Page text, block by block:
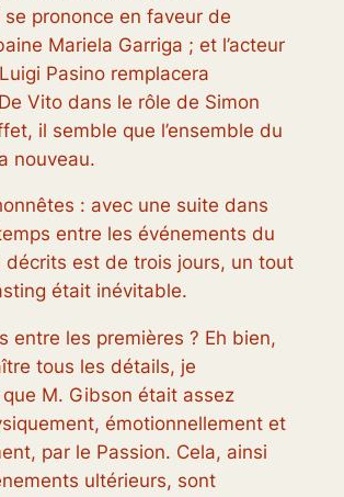
prononce en faveur de
Mariela Garriga ; et l’acteur
Pasino remplacera
Vito dans le rôle de Simon
il semble que l’ensemble du
nouveau.
: avec une suite dans
entre les événements du
décrits est de trois jours, un tout
était inévitable.
entre les premières ? Eh bien,
tous les détails, je
M. Gibson était assez
émotionnellement et
par le Passion. Cela, ainsi
ultérieurs, sont